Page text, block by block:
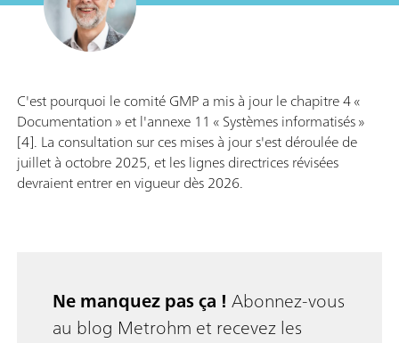
C'est pourquoi le comité GMP a mis à jour le chapitre 4 «
Documentation » et l'annexe 11 « Systèmes informatisés »
[4]. La consultation sur ces mises à jour s'est déroulée de
juillet à octobre 2025, et les lignes directrices révisées
devraient entrer en vigueur dès 2026.
Ne manquez pas ça ! Abonnez-vous
au blog Metrohm et recevez les